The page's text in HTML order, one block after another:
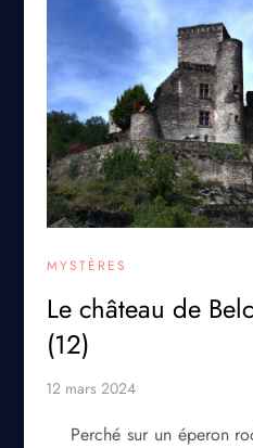
MYSTÈRES
Le château de
(12)
Perché sur un éperon